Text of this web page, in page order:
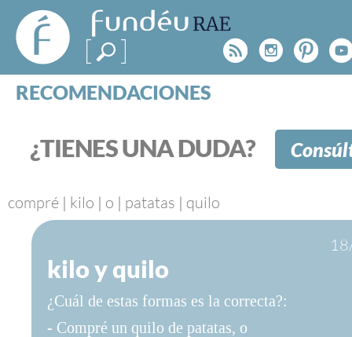
FundéuRAE
- Fundación
del Español
Urgente
Rss
RECOMENDACIONES
CATEGORÍAS
ESPECIALES
BLOG
NOTICIAS
SOBRE LA FUNDÉURAE
FundéuRAE es una fundación patrocinada por la
y la Real Academia Española, cuyo objetivo es
el buen uso del español en los medios de
Internet.
¿TIENES UNA DUDA?
compré | kilo | o | patatas | quilo
kilo y quilo
¿Cuál de estas formas es la correcta?:
- Compré un quilo de patatas, o